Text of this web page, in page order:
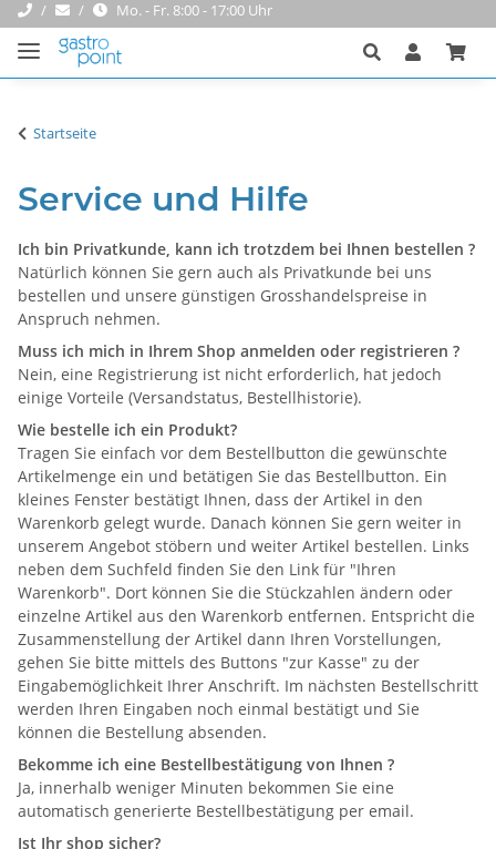
Mo. - Fr. 8:00 - 17:00 Uhr
Startseite
Service und Hilfe
Ich bin Privatkunde, kann ich trotzdem bei Ihnen bestellen ?
Natürlich können Sie gern auch als Privatkunde bei uns
bestellen und unsere günstigen Grosshandelspreise in
Anspruch nehmen.
Muss ich mich in Ihrem Shop anmelden oder registrieren ?
Nein, eine Registrierung ist nicht erforderlich, hat jedoch
einige Vorteile (Versandstatus, Bestellhistorie).
Wie bestelle ich ein Produkt?
Tragen Sie einfach vor dem Bestellbutton die gewünschte
Artikelmenge ein und betätigen Sie das Bestellbutton. Ein
kleines Fenster bestätigt Ihnen, dass der Artikel in den
Warenkorb gelegt wurde. Danach können Sie gern weiter in
unserem Angebot stöbern und weiter Artikel bestellen. Links
neben dem Suchfeld finden Sie den Link für "Ihren
Warenkorb". Dort können Sie die Stückzahlen ändern oder
einzelne Artikel aus den Warenkorb entfernen. Entspricht die
Zusammenstellung der Artikel dann Ihren Vorstellungen,
gehen Sie bitte mittels des Buttons "zur Kasse" zu der
Eingabemöglichkeit Ihrer Anschrift. Im nächsten Bestellschritt
werden Ihren Eingaben noch einmal bestätigt und Sie
können die Bestellung absenden.
Bekomme ich eine Bestellbestätigung von Ihnen ?
Ja, innerhalb weniger Minuten bekommen Sie eine
automatisch generierte Bestellbestätigung per email.
Ist Ihr shop sicher?